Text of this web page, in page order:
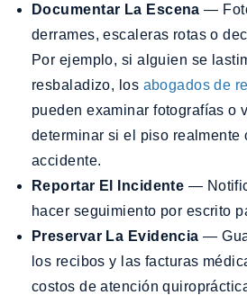
Documentar La Escena —
derrames, escaleras rotas o
Por ejemplo, si alguien se
resbaladizo, los abogados de
pueden examinar fotografías o
determinar si el piso realmente
accidente.
Reportar El Incidente —
hacer seguimiento por escrito
Preservar La Evidencia —
los recibos y las facturas
costos de atención